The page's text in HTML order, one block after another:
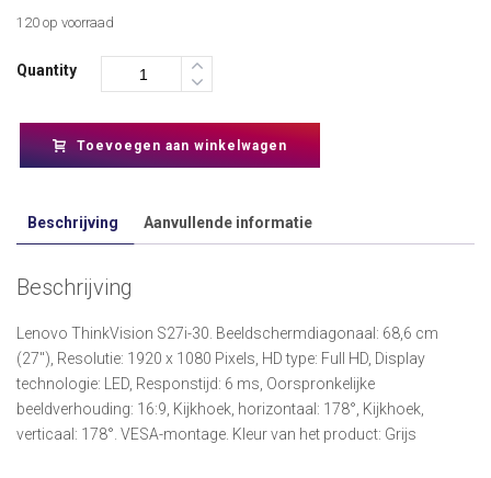
120 op voorraad
Quantity
Toevoegen aan winkelwagen
Beschrijving Aanvullende informatie
Beschrijving
Lenovo ThinkVision S27i-30. Beeldschermdiagonaal: 68,6 cm
(27″), Resolutie: 1920 x 1080 Pixels, HD type: Full HD, Display
technologie: LED, Responstijd: 6 ms, Oorspronkelijke
beeldverhouding: 16:9, Kijkhoek, horizontaal: 178°, Kijkhoek,
verticaal: 178°. VESA-montage. Kleur van het product: Grijs